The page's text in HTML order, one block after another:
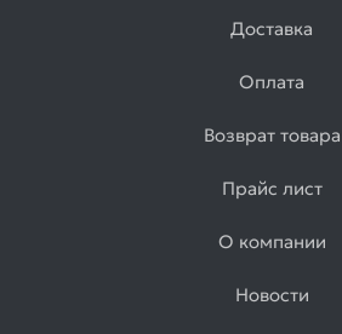
Доставка
Оплата
Возврат товара
Прайс лист
О компании
Новости